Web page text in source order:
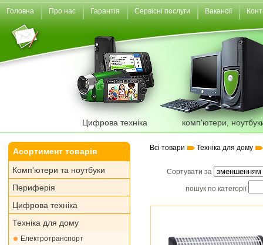
Головна Про нас Гарантія Сервісні послуги Вакансії
Цифрова техніка комп'ютери,
Асортимент товарів
Комп'ютери та ноутбуки
Периферія
Цифрова техніка
Техніка для дому
Електротранспорт
Всі товари Техніка для дому
Сортувати за
пошук по категорії